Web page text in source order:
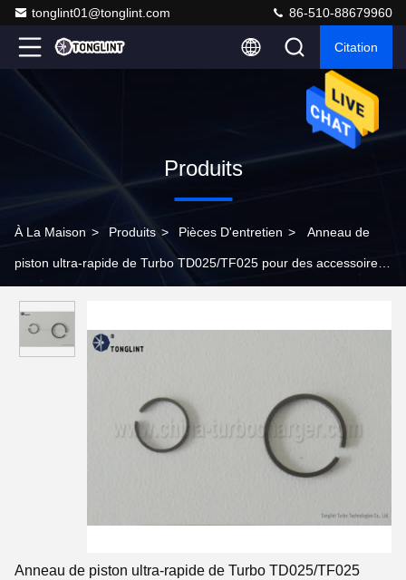
tonglint01@tonglint.com 86-510-88679960
Citation
Produits
À La Maison > Produits > Pièces D'entretien > Anneau de
piston ultra-rapide de Turbo TD025/TF025 pour des accessoires
Anneau de piston ultra-rapide de Turbo TD025/TF025